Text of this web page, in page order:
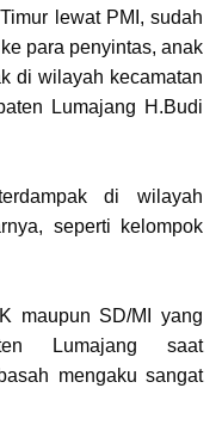
lewat PMI, sudah
para penyintas, anak
di wilayah kecamatan
Lumajang H.Budi
di wilayah
seperti kelompok
maupun SD/MI yang
Lumajang saat
mengaku sangat